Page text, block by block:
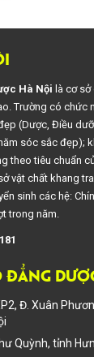
Hà Nội là cơ
Trường có chức
(Dược, Điều
sóc sắc đẹp);
theo tiêu chuẩn
vật chất khang
sinh các hệ:
trong năm.
ĐẲNG
Đ. Xuân
Quỳnh, tỉnh